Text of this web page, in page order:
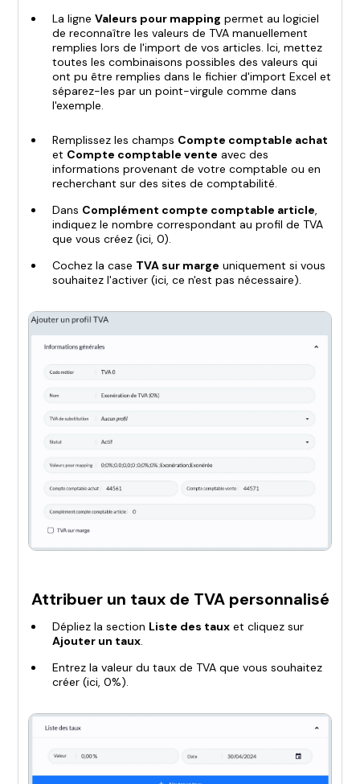
La ligneValeurs pour mapping permet au logiciel
de reconnaître les valeurs de TVA manuellement
remplies lors de l'import de vos articles. Ici, mettez
toutes les combinaisons possibles des valeurs qui
ont pu être remplies dans le fichier d'import Excel et
séparez-les par un point-virgule comme dans
l'exemple.
Remplissez les champs Compte comptable achat
et Compte comptable vente avec des
informations provenant de votre comptable ou en
recherchant sur des sites de comptabilité.
Dans Complément compte comptable article,
indiquez le nombre correspondant au profil de TVA
que vous créez (ici, 0).
Cochez la case TVA sur marge uniquement si vous
souhaitez l'activer (ici, ce n'est pas nécessaire).
Attribuer un taux de TVA personnalisé
Dépliez la section Liste des taux et cliquez sur
Ajouter un taux.
Entrez la valeur du taux de TVA que vous souhaitez
créer (ici, 0%).